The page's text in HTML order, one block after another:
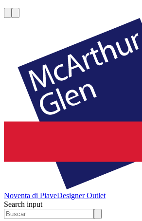
Noventa di PiaveDesigner Outlet
Search input